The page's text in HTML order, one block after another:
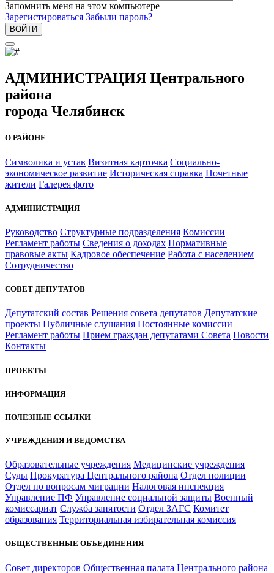
Запомнить меня на этом компьютере
Зарегистироваться Забыли пароль?
ВОЙТИ
АДМИНИСТРАЦИЯ Центрального
района
города Челябинск
О РАЙОНЕ
Символика и устав Визитная карточка Социально-
экономическое развитие Историческая справка Почетные
жители Галерея фото
АДМИНИСТРАЦИЯ
Руководство Структурные подразделения Комиссии
Регламент работы Сведения о доходах Нормативные
правовые акты Кадровое обеспечение Работа с населением
Сотрудничество
СОВЕТ ДЕПУТАТОВ
Депутатский состав Решения совета депутатов Депутатские
проекты Публичные слушания Постоянные комиссии
Регламент работы Прием граждан депутатами Совета Новости
Контакты
ПРОЕКТЫ
ИНФОРМАЦИЯ
ПОЛЕЗНЫЕ ССЫЛКИ
УЧРЕЖДЕНИЯ И ВЕДОМСТВА
Образовательные учреждения Медицинские учреждения
Суды Прокуратура Центрального района Отдел полиции
Отдел по вопросам миграции Налоговая инспекция
Управление ПФ Управление социальной защиты Военный
комиссариат Служба занятости Отдел ЗАГС Комитет
образования Территориальная избирательная комиссия
ОБЩЕСТВЕННЫЕ ОБЪЕДИНЕНИЯ
Совет директоров Общественная палата Центрального района